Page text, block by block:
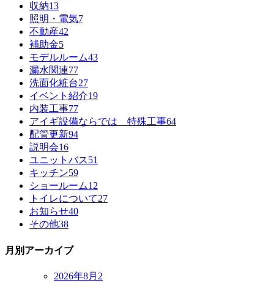
収納13
照明・電気7
不動産42
補助金5
モデルルーム43
漏水関連77
洗面化粧台27
イベント紹介19
内装工事77
アイギ設備ならでは 特殊工事64
配管更新94
説明会16
ユニットバス51
キッチン59
ショールーム12
トイレについて27
お知らせ40
その他38
月別アーカイブ
2026年8月 2